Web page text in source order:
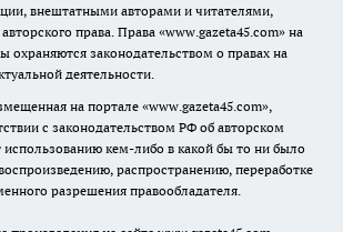
внештатными авторами и читателями,
права. Права «www.gazeta45.com» на
охраняются законодательством о правах на
деятельности.
на портале «www.gazeta45.com»,
с законодательством РФ об авторском
кем-либо в какой бы то ни было
распространению, переработке
разрешения правообладателя.